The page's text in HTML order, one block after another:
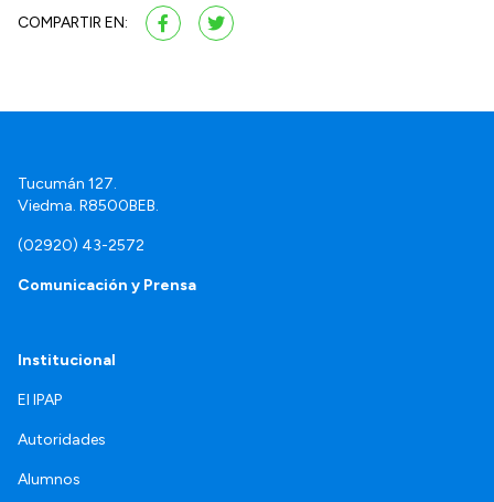
COMPARTIR EN:
Tucumán 127.
Viedma. R8500BEB.
(02920) 43-2572
Comunicación y Prensa
Institucional
El IPAP
Autoridades
Alumnos